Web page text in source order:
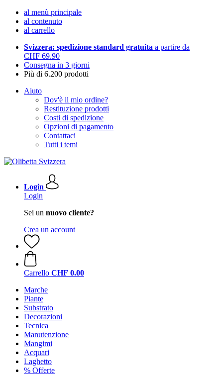
al menù principale
al contenuto
al carrello
Svizzera: spedizione standard gratuita a partire da
CHF 69.90
Consegna in 3 giorni
Più di 6.200 prodotti
Aiuto
Dov'è il mio ordine?
Restituzione prodotti
Costi di spedizione
Opzioni di pagamento
Contattaci
Tutti i temi
Login
Login
Sei un nuovo cliente?
Crea un account
Carrello CHF 0.00
Marche
Piante
Substrato
Decorazioni
Tecnica
Manutenzione
Mangimi
Acquari
Laghetto
% Offerte